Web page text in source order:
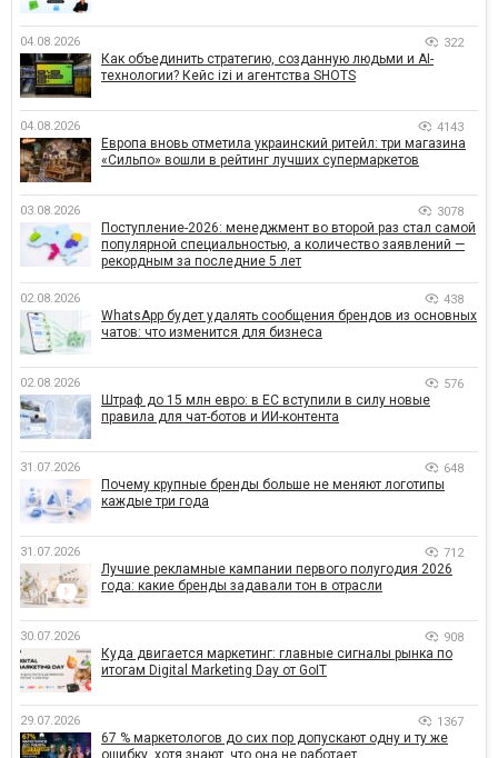
04.08.2026 322
Как объединить стратегию, созданную людьми и AI-
технологии? Кейс izi и агентства SHOTS
04.08.2026 4143
Европа вновь отметила украинский ритейл: три магазина
«Сильпо» вошли в рейтинг лучших супермаркетов
03.08.2026 3078
Поступление-2026: менеджмент во второй раз стал самой
популярной специальностью, а количество заявлений —
рекордным за последние 5 лет
02.08.2026 438
WhatsApp будет удалять сообщения брендов из основных
чатов: что изменится для бизнеса
02.08.2026 576
Штраф до 15 млн евро: в ЕС вступили в силу новые
правила для чат-ботов и ИИ-контента
31.07.2026 648
Почему крупные бренды больше не меняют логотипы
каждые три года
31.07.2026 712
Лучшие рекламные кампании первого полугодия 2026
года: какие бренды задавали тон в отрасли
30.07.2026 908
Куда двигается маркетинг: главные сигналы рынка по
итогам Digital Marketing Day от GoIT
29.07.2026 1367
67 % маркетологов до сих пор допускают одну и ту же
ошибку, хотя знают, что она не работает